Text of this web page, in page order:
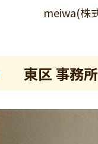
meiwa(株
東区 事務所